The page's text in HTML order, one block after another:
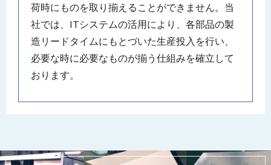
荷時にものを取り揃えることができません。当
社では、ITシステムの活用により、各部品の製
造リードタイムにもとづいた生産投入を行い、
必要な時に必要なものが揃う仕組みを確立して
おります。